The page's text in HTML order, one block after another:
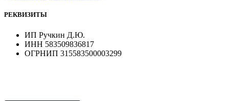
РЕКВИЗИТЫ
ИП Ручкин Д.Ю.
ИНН 583509836817
ОГРНИП 315583500003299